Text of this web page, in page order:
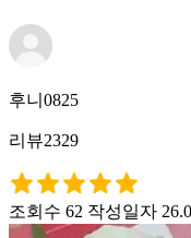
후니0825
리뷰2329
조회수 62 작성일자